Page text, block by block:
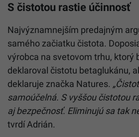
S čistotou rastie účinnosť
Najvýznamnejším predajným
samého začiatku čistota.
výrobca na svetovom trhu, ktorý
deklaroval čistotu betaglukánu,
deklaruje značka Natures.
samoúčelná. S vyššou čistotou
aj bezpečnosť. Eliminujú sa tak
tvrdí Adrián.